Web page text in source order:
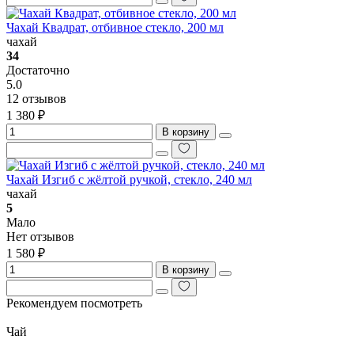
Чахай Квадрат, отбивное стекло, 200 мл
чахай
34
Достаточно
5.0
12 отзывов
1 380 ₽
В корзину
Чахай Изгиб с жёлтой ручкой, стекло, 240 мл
чахай
5
Мало
Нет отзывов
1 580 ₽
В корзину
Рекомендуем посмотреть
Чай